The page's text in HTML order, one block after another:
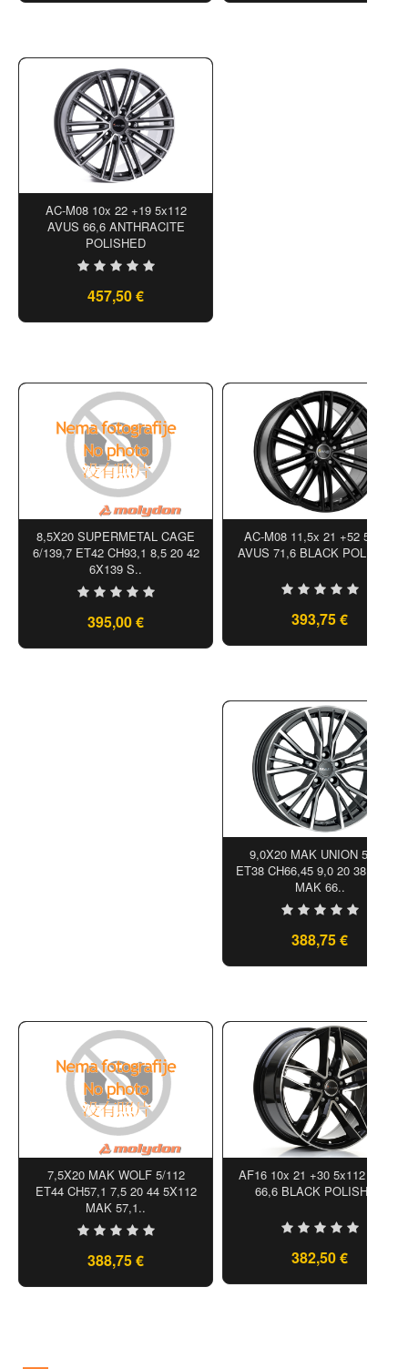
AC-M08 10x 22 +19 5x112
AVUS 66,6 ANTHRACITE
POLISHED
457,50 €
8,5X20 SUPERMETAL CAGE
6/139,7 ET42 CH93,1 8,5 20 42
6X139 S..
395,00 €
AC-M08 11,5x 21 +52 5x130
AVUS 71,6 BLACK POLISHED
393,75 €
9,0X20 MAK UNION 5/112
ET38 CH66,45 9,0 20 38 5X112
MAK 66..
388,75 €
7,5X20 MAK WOLF 5/112
ET44 CH57,1 7,5 20 44 5X112
MAK 57,1..
388,75 €
AF16 10x 21 +30 5x112 AVUS
66,6 BLACK POLISHED
382,50 €